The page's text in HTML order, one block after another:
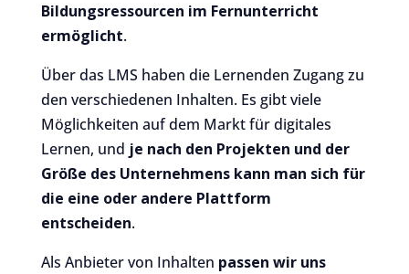
Bildungsressourcen im Fernunterricht
ermöglicht.
Über das LMS haben die Lernenden Zugang zu
den verschiedenen Inhalten. Es gibt viele
Möglichkeiten auf dem Markt für digitales
Lernen, und je nach den Projekten und der
Größe des Unternehmens kann man sich für
die eine oder andere Plattform
entscheiden.
Als Anbieter von Inhalten passen wir uns